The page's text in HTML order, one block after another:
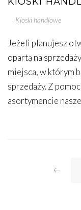
Kioski handlowe
Jeżeli planujesz
opartą na
miejsca, w którym
sprzedaży. Z
asortymencie